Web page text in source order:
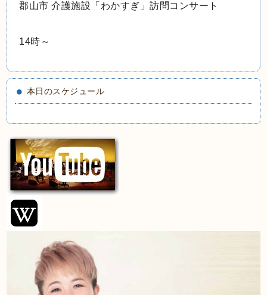
郡山市 介護施設「わかすぎ」訪問コンサート
14時～
本日のスケジュール